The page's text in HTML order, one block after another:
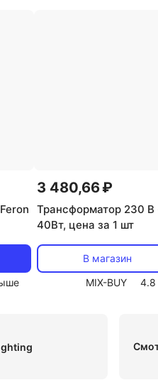
3 480,66 ₽
Трансформатор 230 В
40Вт, цена за 1 шт
В магазин
MIX-BUY
4.8